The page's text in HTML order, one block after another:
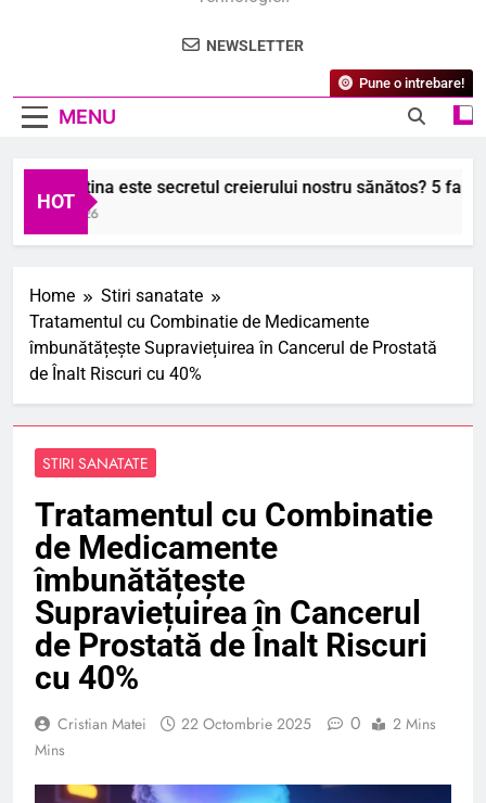
NEWSLETTER
MENU
Pune o intrebare!
HOT
ce lecitina este secretul creierului nostru sănătos? 5 fapte
2026
Home
Stiri sanatate
Tratamentul cu Combinatie de Medicamente
îmbunătățește Supraviețuirea în Cancerul de Prostată
de Înalt Riscuri cu 40%
STIRI SANATATE
Tratamentul cu Combinatie
de Medicamente
îmbunătățește
Supraviețuirea în Cancerul
de Prostată de Înalt Riscuri
cu 40%
Cristian Matei 22 Octombrie 2025 0
2 Mins
Mins